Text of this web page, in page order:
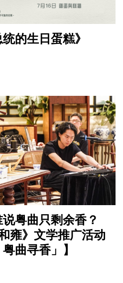
的生日蛋糕》
粤曲只剩余香？
雍》文学推广活动
曲寻香」】